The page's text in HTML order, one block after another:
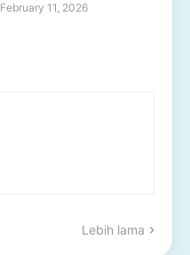
February 11, 2026
Lebih lama